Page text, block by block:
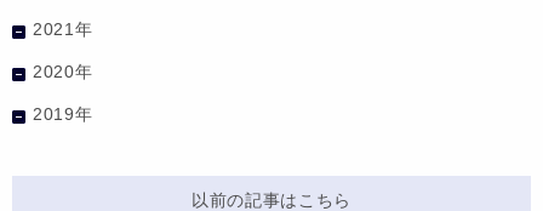
2021年
2020年
2019年
以前の記事はこちら